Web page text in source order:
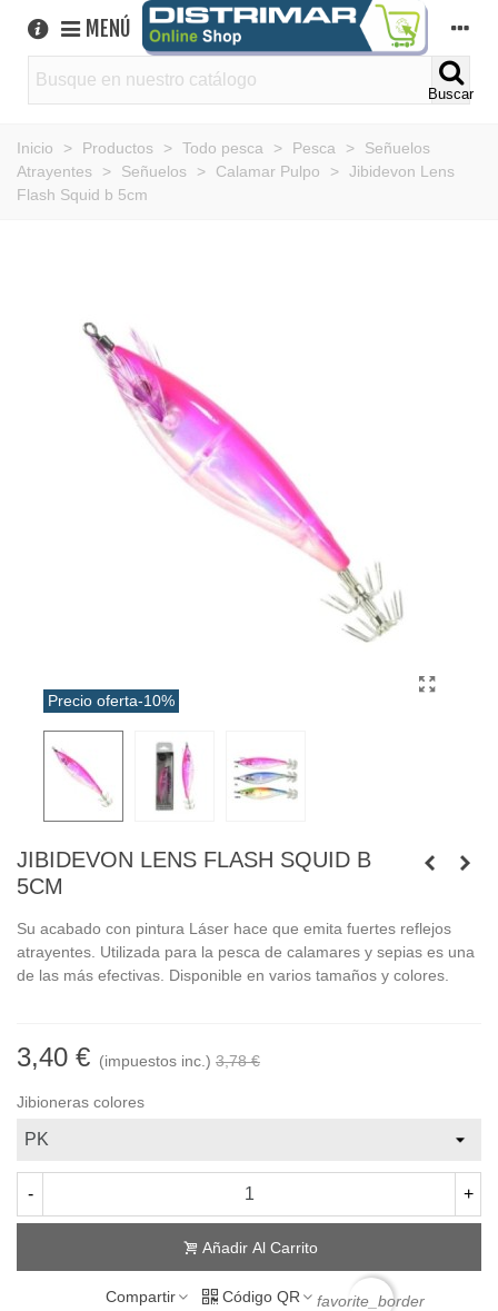
MENÚ
Buscar
Inicio > Productos > Todo pesca > Pesca >
Señuelos
Atrayentes
> Señuelos > Calamar Pulpo > Jibidevon Lens
Flash Squid b 5cm
Precio oferta-10%
JIBIDEVON LENS FLASH SQUID B
5CM
Su acabado con pintura Láser hace que emita fuertes reflejos
atrayentes. Utilizada para la pesca de calamares y sepias es una
de las más efectivas . Disponible en varios tamaños y colores.
3,40 € (impuestos inc.) 3,78 €
Jibioneras colores
- +
Añadir Al Carrito
Compartir Código QR favorite_border